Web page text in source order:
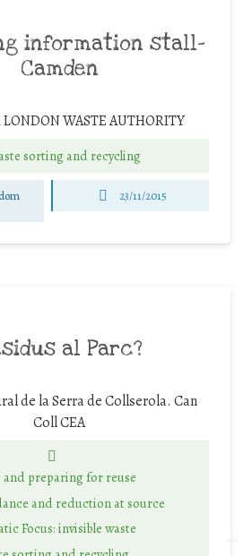
information stall-
Camden
WASTE AUTHORITY
sorting and recycling
23/11/2015
al Parc?
de la Serra de Collserola. Can
Coll CEA
and preparing for reuse
and reduction at source
Focus: invisible waste